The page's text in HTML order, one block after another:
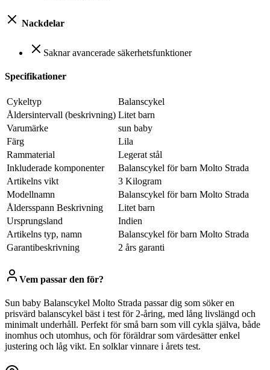
Nackdelar
Saknar avancerade säkerhetsfunktioner
Specifikationer
Cykeltyp
Balanscykel
Åldersintervall (beskrivning) Litet barn
Varumärke
sun baby
Färg
Lila
Rammaterial
Legerat stål
Inkluderade komponenter
Balanscykel för barn Molto Strada
Artikelns vikt
3 Kilogram
Modellnamn
Balanscykel för barn Molto Strada
Åldersspann Beskrivning
Litet barn
Ursprungsland
Indien
Artikelns typ, namn
Balanscykel för barn Molto Strada
Garantibeskrivning
2 års garanti
Vem passar den för?
Sun baby Balanscykel Molto Strada passar dig som söker en
prisvärd balanscykel bäst i test för 2-åring, med lång livslängd och
minimalt underhåll. Perfekt för små barn som vill cykla själva, både
inomhus och utomhus, och för föräldrar som värdesätter enkel
justering och låg vikt. En solklar vinnare i årets test.